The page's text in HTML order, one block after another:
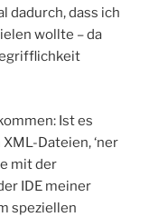
dadurch, dass ich
wollte – da
Ist es
Dateien, ‘ner
mit der
IDE meiner
speziellen